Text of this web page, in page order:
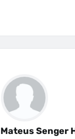
Mateus Senger